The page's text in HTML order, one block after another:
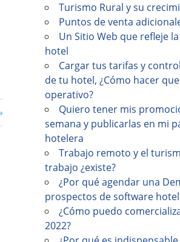
Turismo Rural y su
Puntos de venta
Un Sitio Web que refleje
hotel
Cargar tus tarifas y
de tu hotel, ¿Cómo hacer
operativo?
Quiero tener mis
semana y publicarlas en mi
hotelera
Trabajo remoto y el
trabajo ¿existe?
¿Por qué agendar una
prospectos de software
¿Cómo puedo
2022?